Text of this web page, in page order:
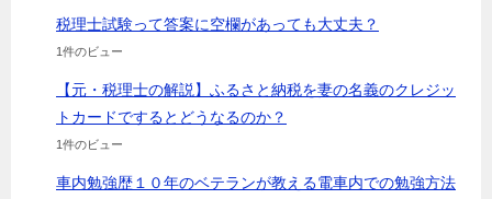
税理士試験って答案に空欄があっても大丈夫？
1件のビュー
【元・税理士の解説】ふるさと納税を妻の名義のクレジッ
トカードでするとどうなるのか？
1件のビュー
車内勉強歴１０年のベテランが教える電車内での勉強方法